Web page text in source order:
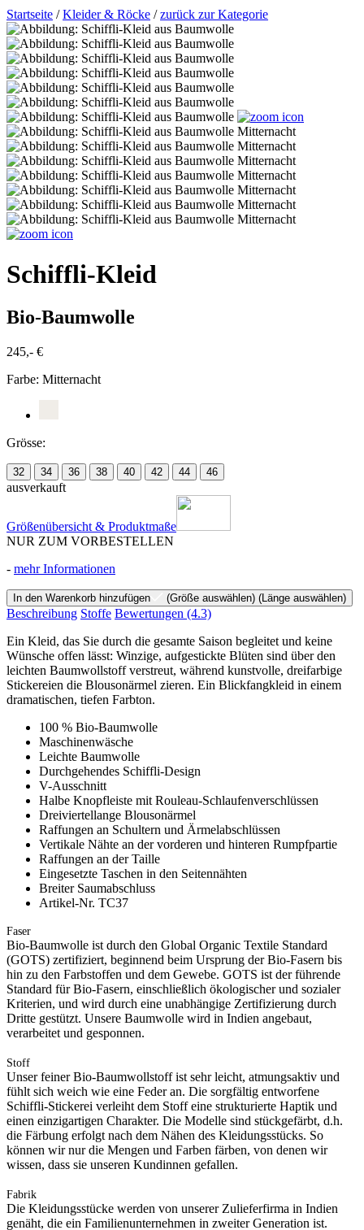
Startseite /Kleider & Röcke /zurück zur Kategorie
Schiffli-Kleid
Bio-Baumwolle
245,- €
Farbe: Mitternacht
Grösse:
32 34 36 38 40 42 44 46
ausverkauft
Größenübersicht & Produktmaße
NUR ZUM VORBESTELLEN
- mehr Informationen
In den Warenkorb hinzufügen (Größe auswählen) (Länge auswählen)
Beschreibung Stoffe Bewertungen (4.3)
Ein Kleid, das Sie durch die gesamte Saison begleitet und keine
Wünsche offen lässt: Winzige, aufgestickte Blüten sind über den
leichten Baumwollstoff verstreut, während kunstvolle, dreifarbige
Stickereien die Blousonärmel zieren. Ein Blickfangkleid in einem
dramatischen, tiefen Farbton.
100 % Bio-Baumwolle
Maschinenwäsche
Leichte Baumwolle
Durchgehendes Schiffli-Design
V-Ausschnitt
Halbe Knopfleiste mit Rouleau-Schlaufenverschlüssen
Dreiviertellange Blousonärmel
Raffungen an Schultern und Ärmelabschlüssen
Vertikale Nähte an der vorderen und hinteren Rumpfpartie
Raffungen an der Taille
Eingesetzte Taschen in den Seitennähten
Breiter Saumabschluss
Artikel-Nr. TC37
Faser
Bio-Baumwolle ist durch den Global Organic Textile Standard
(GOTS) zertifiziert, beginnend beim Ursprung der Bio-Fasern bis
hin zu den Farbstoffen und dem Gewebe. GOTS ist der führende
Standard für Bio-Fasern, einschließlich ökologischer und sozialer
Kriterien, und wird durch eine unabhängige Zertifizierung durch
Dritte gestützt. Unsere Baumwolle wird in Indien angebaut,
verarbeitet und gesponnen.
Stoff
Unser feiner Bio-Baumwollstoff ist sehr leicht, atmungsaktiv und
fühlt sich weich wie eine Feder an. Die sorgfältig entworfene
Schiffli-Stickerei verleiht dem Stoff eine strukturierte Haptik und
einen einzigartigen Charakter. Die Modelle sind stückgefärbt, d.h.
die Färbung erfolgt nach dem Nähen des Kleidungsstücks. So
können wir nur die Mengen und Farben färben, von denen wir
wissen, dass sie unseren Kundinnen gefallen.
Fabrik
Die Kleidungsstücke werden von unserer Zulieferfirma in Indien
genäht, die ein Familienunternehmen in zweiter Generation ist.